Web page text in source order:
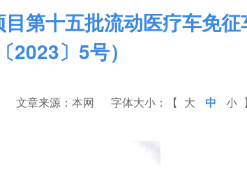
第十五批流动医疗车免
〔2023〕5号）
文章来源：本网 字体大小：【 大 中 小 】